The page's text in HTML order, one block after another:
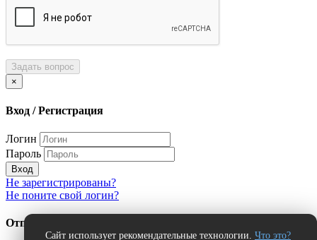
Сайт использует рекомендательные технологии. Что это?
Задать вопрос
×
Вход / Регистрация
Логин
Пароль
Вход
Не зарегистрированы?
Не поните свой логин?
Отправить сообщение об ошибке?